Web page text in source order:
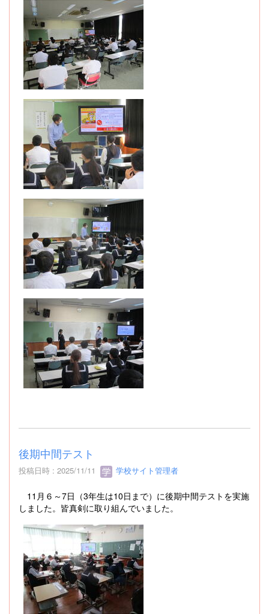
後期中間テスト
投稿日時 : 2025/11/11 学校サイト管理者
11月６～7日（3年生は10日まで）に後期中間テストを実施
しました。皆真剣に取り組んでいました。